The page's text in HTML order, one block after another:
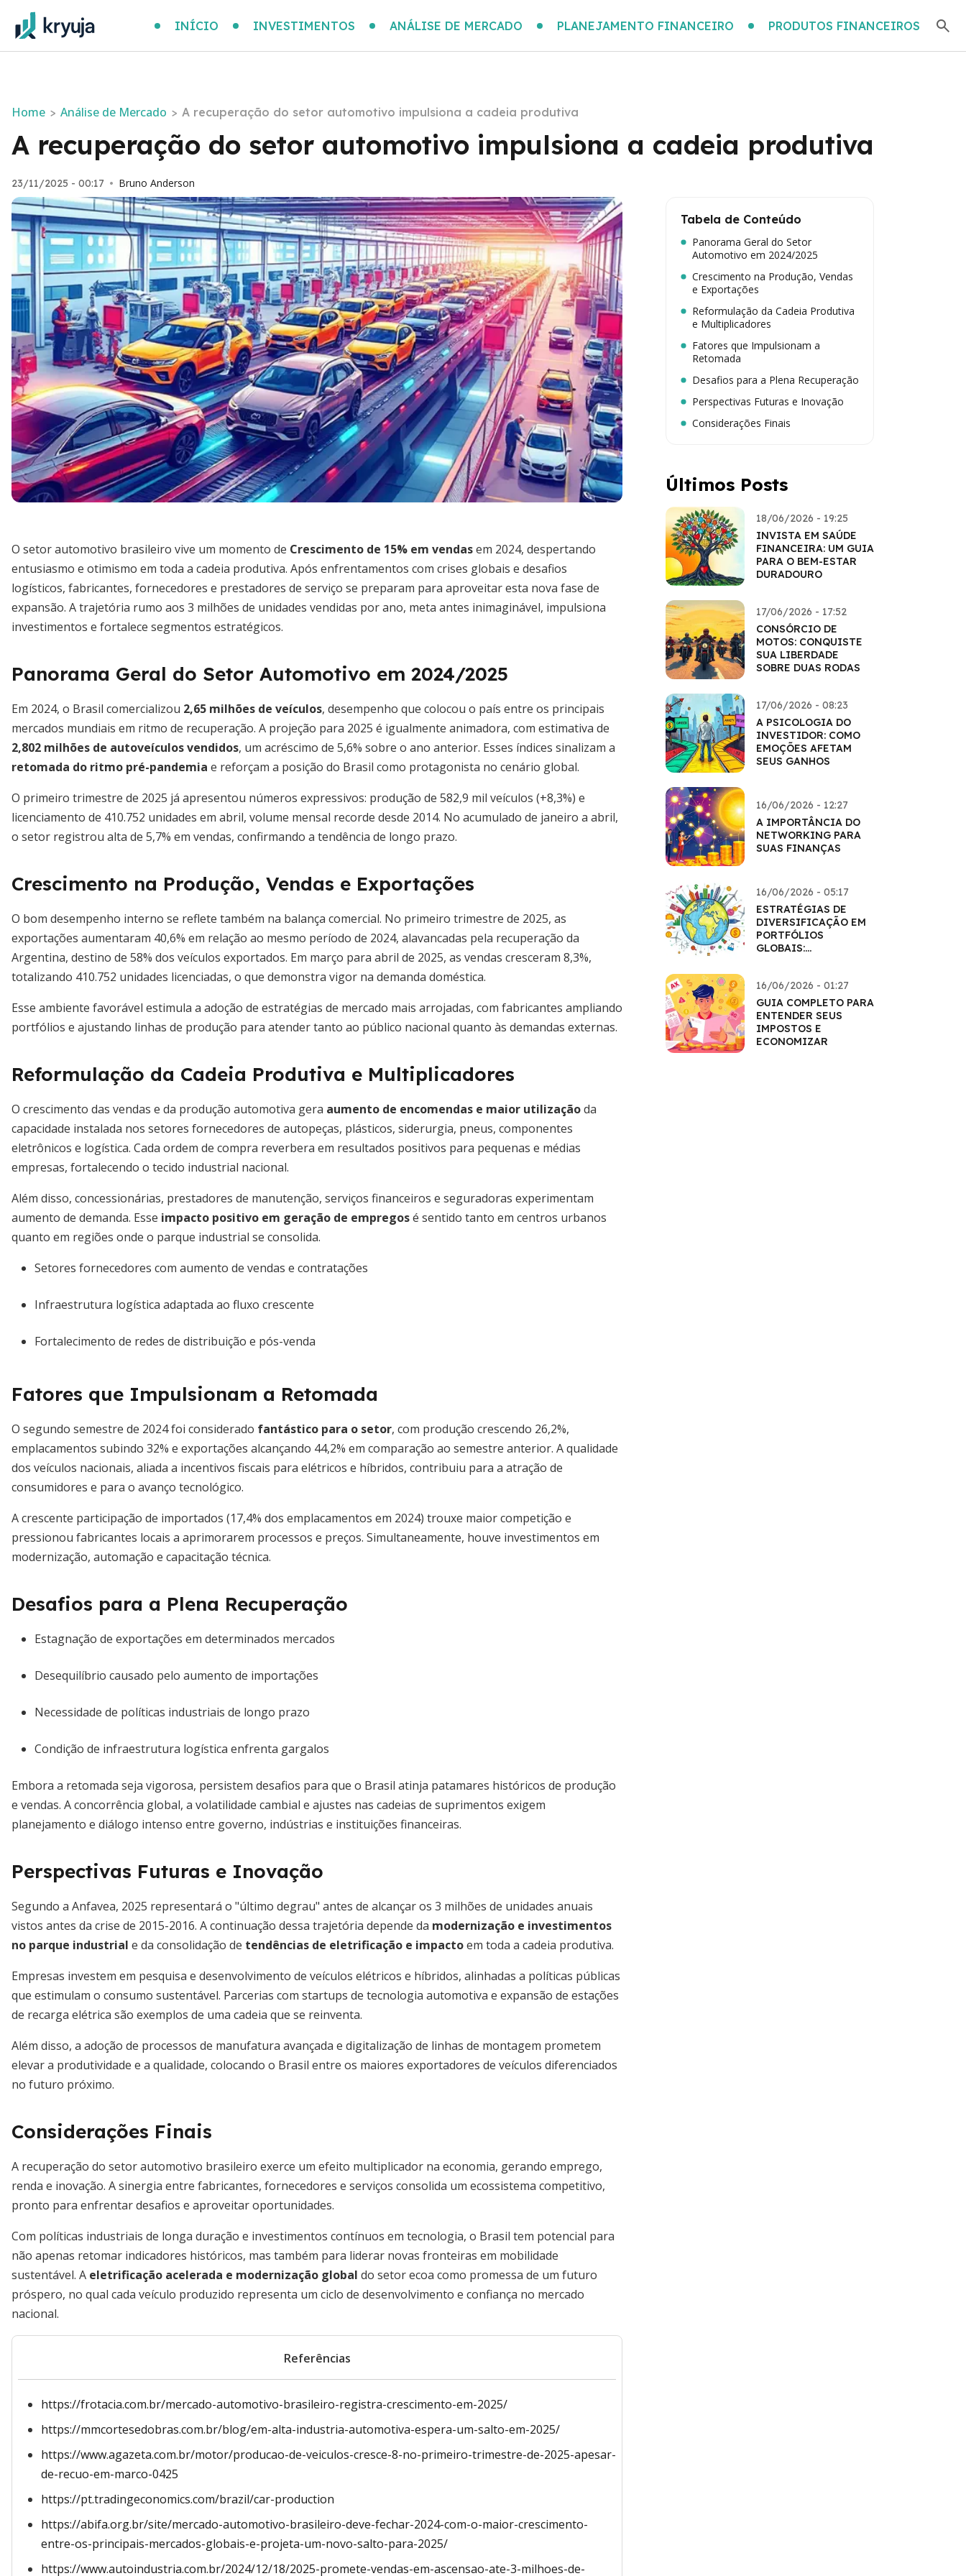
INÍCIO INVESTIMENTOS ANÁLISE DE MERCADO PLANEJAMENTO FINANCEIRO PRODUTOS FINANCEIROS
Home > Análise de Mercado > A recuperação do setor automotivo impulsiona a cadeia produtiva
A recuperação do setor automotivo impulsiona a cadeia produtiva
23/11/2025 - 00:17 • Bruno Anderson
O setor automotivo brasileiro vive um momento de Crescimento de 15% em vendasem 2024, despertando
entusiasmo e otimismo em toda a cadeia produtiva. Após enfrentamentos com crises globais e desafios
logísticos, fabricantes, fornecedores e prestadores de serviço se preparam para aproveitar esta nova fase de
expansão. A trajetória rumo aos 3 milhões de unidades vendidas por ano, meta antes inimaginável, impulsiona
investimentos e fortalece segmentos estratégicos.
Panorama Geral do Setor Automotivo em 2024/2025
Em 2024, o Brasil comercializou 2,65 milhões de veículos, desempenho que colocou o país entre os principais
mercados mundiais em ritmo de recuperação. A projeção para 2025 é igualmente animadora, com estimativa de
2,802 milhões de autoveículos vendidos, um acréscimo de 5,6% sobre o ano anterior. Esses índices sinalizam a
retomada do ritmo pré-pandemia e reforçam a posição do Brasil como protagonista no cenário global.
O primeiro trimestre de 2025 já apresentou números expressivos: produção de 582,9 mil veículos (+8,3%) e
licenciamento de 410.752 unidades em abril, volume mensal recorde desde 2014. No acumulado de janeiro a abril,
o setor registrou alta de 5,7% em vendas, confirmando a tendência de longo prazo.
Crescimento na Produção, Vendas e Exportações
O bom desempenho interno se reflete também na balança comercial. No primeiro trimestre de 2025, as
exportações aumentaram 40,6% em relação ao mesmo período de 2024, alavancadas pela recuperação da
Argentina, destino de 58% dos veículos exportados. Em março para abril de 2025, as vendas cresceram 8,3%,
totalizando 410.752 unidades licenciadas, o que demonstra vigor na demanda doméstica.
Esse ambiente favorável estimula a adoção de estratégias de mercado mais arrojadas, com fabricantes ampliando
portfólios e ajustando linhas de produção para atender tanto ao público nacional quanto às demandas externas.
Reformulação da Cadeia Produtiva e Multiplicadores
O crescimento das vendas e da produção automotiva gera aumento de encomendas e maior utilizaçãoda
capacidade instalada nos setores fornecedores de autopeças, plásticos, siderurgia, pneus, componentes
eletrônicos e logística. Cada ordem de compra reverbera em resultados positivos para pequenas e médias
empresas, fortalecendo o tecido industrial nacional.
Além disso, concessionárias, prestadores de manutenção, serviços financeiros e seguradoras experimentam
aumento de demanda. Esse impacto positivo em geração de empregosé sentido tanto em centros urbanos
quanto em regiões onde o parque industrial se consolida.
Setores fornecedores com aumento de vendas e contratações
Infraestrutura logística adaptada ao fluxo crescente
Fortalecimento de redes de distribuição e pós-venda
Fatores que Impulsionam a Retomada
O segundo semestre de 2024 foi considerado fantástico para o setor, com produção crescendo 26,2%,
emplacamentos subindo 32% e exportações alcançando 44,2% em comparação ao semestre anterior. A qualidade
dos veículos nacionais, aliada a incentivos fiscais para elétricos e híbridos, contribuiu para a atração de
consumidores e para o avanço tecnológico.
A crescente participação de importados (17,4% dos emplacamentos em 2024) trouxe maior competição e
pressionou fabricantes locais a aprimorarem processos e preços. Simultaneamente, houve investimentos em
modernização, automação e capacitação técnica.
Desafios para a Plena Recuperação
Estagnação de exportações em determinados mercados
Desequilíbrio causado pelo aumento de importações
Necessidade de políticas industriais de longo prazo
Condição de infraestrutura logística enfrenta gargalos
Embora a retomada seja vigorosa, persistem desafios para que o Brasil atinja patamares históricos de produção
e vendas. A concorrência global, a volatilidade cambial e ajustes nas cadeias de suprimentos exigem
planejamento e diálogo intenso entre governo, indústrias e instituições financeiras.
Perspectivas Futuras e Inovação
Segundo a Anfavea, 2025 representará o "último degrau" antes de alcançar os 3 milhões de unidades anuais
vistos antes da crise de 2015-2016. A continuação dessa trajetória depende da modernização e investimentos
no parque industrial e da consolidação de tendências de eletrificação e impactoem toda a cadeia produtiva.
Empresas investem em pesquisa e desenvolvimento de veículos elétricos e híbridos, alinhadas a políticas públicas
que estimulam o consumo sustentável. Parcerias com startups de tecnologia automotiva e expansão de estações
de recarga elétrica são exemplos de uma cadeia que se reinventa.
Além disso, a adoção de processos de manufatura avançada e digitalização de linhas de montagem prometem
elevar a produtividade e a qualidade, colocando o Brasil entre os maiores exportadores de veículos diferenciados
no futuro próximo.
Considerações Finais
A recuperação do setor automotivo brasileiro exerce um efeito multiplicador na economia, gerando emprego,
renda e inovação. A sinergia entre fabricantes, fornecedores e serviços consolida um ecossistema competitivo,
pronto para enfrentar desafios e aproveitar oportunidades.
Com políticas industriais de longa duração e investimentos contínuos em tecnologia, o Brasil tem potencial para
não apenas retomar indicadores históricos, mas também para liderar novas fronteiras em mobilidade
sustentável. A eletrificação acelerada e modernização global do setor ecoa como promessa de um futuro
próspero, no qual cada veículo produzido representa um ciclo de desenvolvimento e confiança no mercado
nacional.
Referências
https://frotacia.com.br/mercado-automotivo-brasileiro-registra-crescimento-em-2025/
https://mmcortesedobras.com.br/blog/em-alta-industria-automotiva-espera-um-salto-em-2025/
https://www.agazeta.com.br/motor/producao-de-veiculos-cresce-8-no-primeiro-trimestre-de-2025-apesar-
de-recuo-em-marco-0425
https://pt.tradingeconomics.com/brazil/car-production
https://abifa.org.br/site/mercado-automotivo-brasileiro-deve-fechar-2024-com-o-maior-crescimento-
entre-os-principais-mercados-globais-e-projeta-um-novo-salto-para-2025/
https://www.autoindustria.com.br/2024/12/18/2025-promete-vendas-em-ascensao-ate-3-milhoes-de-
Tabela de Conteúdo
Panorama Geral do Setor
Automotivo em 2024/2025
Crescimento na Produção, Vendas
e Exportações
Reformulação da Cadeia Produtiva
e Multiplicadores
Fatores que Impulsionam a
Retomada
Desafios para a Plena Recuperação
Perspectivas Futuras e Inovação
Considerações Finais
Últimos Posts
18/06/2026 - 19:25
INVISTA EM SAÚDE
FINANCEIRA: UM GUIA
PARA O BEM-ESTAR
DURADOURO
17/06/2026 - 17:52
CONSÓRCIO DE
MOTOS: CONQUISTE
SUA LIBERDADE
SOBRE DUAS RODAS
17/06/2026 - 08:23
A PSICOLOGIA DO
INVESTIDOR: COMO
EMOÇÕES AFETAM
SEUS GANHOS
16/06/2026 - 12:27
A IMPORTÂNCIA DO
NETWORKING PARA
SUAS FINANÇAS
16/06/2026 - 05:17
ESTRATÉGIAS DE
DIVERSIFICAÇÃO EM
PORTFÓLIOS
GLOBAIS:
16/06/2026 - 01:27
GUIA COMPLETO PARA
ENTENDER SEUS
IMPOSTOS E
ECONOMIZAR